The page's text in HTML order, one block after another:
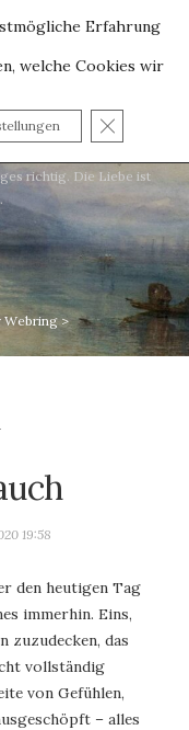
ohne
richtig. Die Liebe ist
Webring>
19:58
den heutigen Tag
immerhin. Eins,
zuzudecken, das
vollständig
von Gefühlen,
– alles
Erfahrung
welche Cookies wir
GDPR